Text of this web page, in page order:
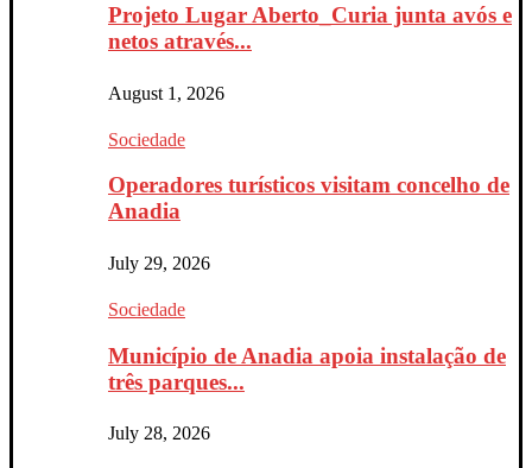
Projeto Lugar Aberto_Curia junta avós e
netos através...
August 1, 2026
Sociedade
Operadores turísticos visitam concelho de
Anadia
July 29, 2026
Sociedade
Município de Anadia apoia instalação de
três parques...
July 28, 2026